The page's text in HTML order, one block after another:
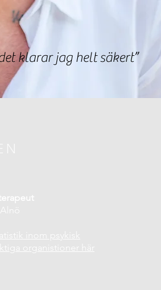
klarar jag helt säkert”
inom psykisk
organistioner här